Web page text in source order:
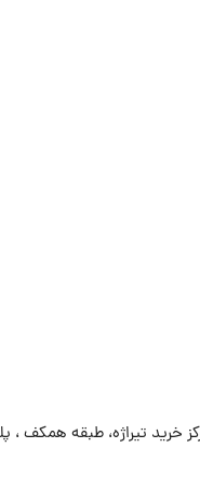
تیراژه، طبقه همکف ، پلاک 31/34